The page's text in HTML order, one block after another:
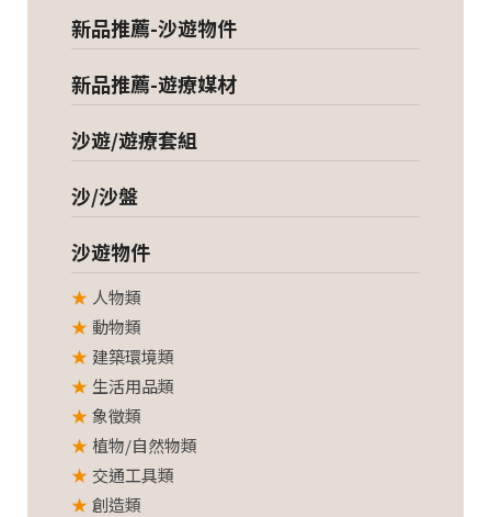
新品推薦-沙遊物件
新品推薦-遊療媒材
沙遊/遊療套組
沙/沙盤
沙遊物件
人物類
動物類
建築環境類
生活用品類
象徵類
植物/自然物類
交通工具類
創造類